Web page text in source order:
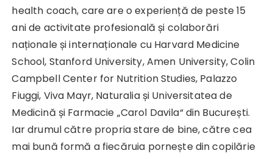
health coach, care are o experiență de peste 15
ani de activitate profesională și colaborări
naționale și internaționale cu Harvard Medicine
School, Stanford University, Amen University, Colin
Campbell Center for Nutrition Studies, Palazzo
Fiuggi, Viva Mayr, Naturalia și Universitatea de
Medicină și Farmacie „Carol Davila“ din București.
Iar drumul către propria stare de bine, către cea
mai bună formă a fiecăruia pornește din copilărie